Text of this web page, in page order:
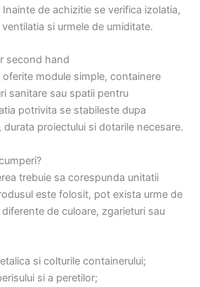
de achizitie se verifica izolatia,
si urmele de umiditate.
second hand
module simple, containere
sanitare sau spatii pentru
potrivita se stabileste dupa
durata proiectului si dotarile necesare.
trebuie sa corespunda unitatii
este folosit, pot exista urme de
de culoare, zgarieturi sau
si colturile containerului;
si a peretilor;